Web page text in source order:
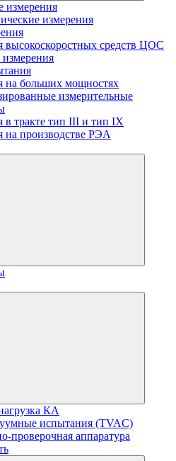
измерения
измерения
высокоскоростных средств ЦОС
на больших мощностях
измерительные
в тракте тип III и тип IX
на производстве РЭА
КА
испытания (TVAC)
проверочная аппаратура